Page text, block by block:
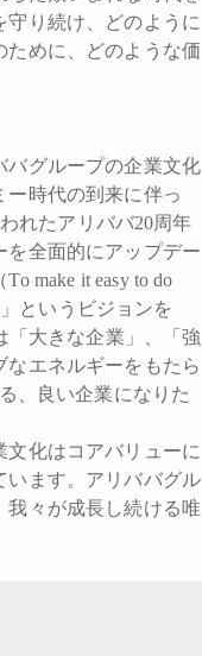
守り続け、どのように
ために、どのような価
グループの企業文化
ー時代の到来に伴っ
れたアリババ20周年
を全面的にアップデー
make it easy to do
というビジョンを
「大きな企業」、「強
エネルギーをもたら
、良い企業になりた
文化はコアバリューに
います。アリババグル
我々が成長し続ける唯